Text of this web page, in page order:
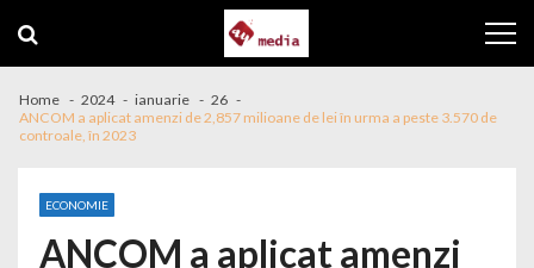
Home 2024 ianuarie
26
ANCOM a aplicat amenzi de 2,857 milioane de lei în urma a peste 3.570 de
controale, în 2023
ECONOMIE
ANCOM a aplicat amenzi